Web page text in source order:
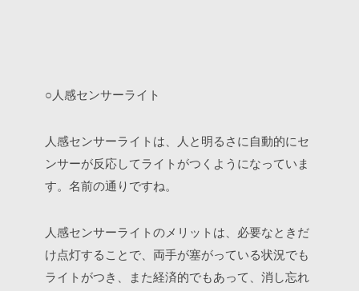
○人感センサーライト
人感センサーライトは、人と明るさに自動的にセ
ンサーが反応してライトがつくようになっていま
す。名前の通りですね。
人感センサーライトのメリットは、必要なときだ
け点灯することで、両手が塞がっている状況でも
ライトがつき、また経済的でもあって、消し忘れ